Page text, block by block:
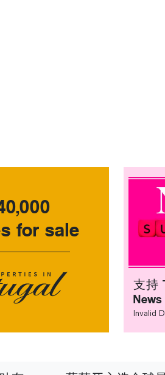
for sale
支持
News
Invalid